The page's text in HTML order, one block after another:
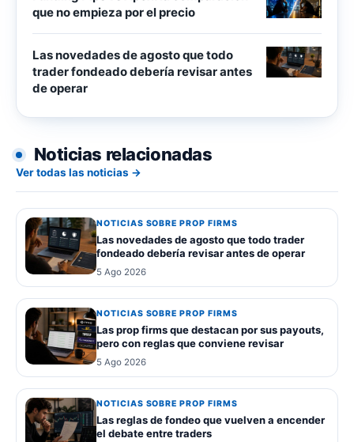
que no empieza por el precio
Las novedades de agosto que todo
trader fondeado debería revisar antes
de operar
Noticias relacionadas
Ver todas las noticias →
NOTICIAS SOBRE PROP FIRMS
Las novedades de agosto que todo trader
fondeado debería revisar antes de operar
5 Ago 2026
NOTICIAS SOBRE PROP FIRMS
Las prop firms que destacan por sus payouts,
pero con reglas que conviene revisar
5 Ago 2026
NOTICIAS SOBRE PROP FIRMS
Las reglas de fondeo que vuelven a encender
el debate entre traders